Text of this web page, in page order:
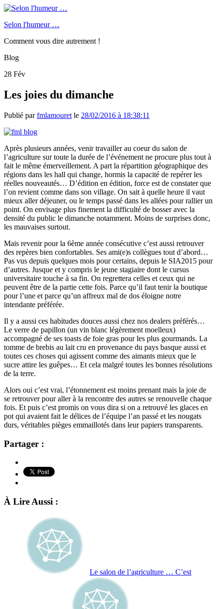
Selon l'humeur …
Comment vous dire autrement !
Blog
28 Fév
Les joies du dimanche
Publié parfmlamouret le 28/02/2016 à 18:38:11
Après plusieurs années, venir travailler au coeur du salon de
l’agriculture sur toute la durée de l’événement ne procure plus tout à
fait le même émerveillement. A part la répartition géographique des
régions dans les hall qui change, hormis la capacité de repérer les
réelles nouveautés… D’édition en édition, force est de constater que
l’on revient comme dans son village. On sait à quelle heure il vaut
mieux aller déjeuner, ou le temps passé dans les allées pour rallier un
point. On envisage plus finement la difficulté de bosser avec la
densité du public le dimanche notamment. Moins de surprises donc,
les mauvaises surtout.
Mais revenir pour la 6ème année consécutive c’est aussi retrouver
des repères bien confortables. Ses ami(e)s collègues tout d’abord…
Pas vus depuis quelques mois pour certains, depuis le SIA2015 pour
d’autres. Jusque et y compris le jeune stagiaire dont le cursus
universitaire touche à sa fin. On regrettera celles et ceux qui ne
peuvent être de la partie cette fois. Parce qu’il faut tenir la boutique
pour l’une et parce qu’un affreux mal de dos éloigne notre
intendante préférée.
Il y a aussi ces habitudes douces aussi chez nos dealers préférés…
Le verre de papillon (un vin blanc légèrement moelleux)
accompagné de ses toasts de foie gras pour les plus gourmands. La
tomme de brebis au lait cru en provenance du pays basque aussi et
toutes ces choses qui agissent comme des aimants mieux que le
sucre attire les guêpes… Et cela malgré toutes les bonnes résolutions
de la terre.
Alors oui c’est vrai, l’étonnement est moins prenant mais la joie de
se retrouver pour aller à la rencontre des autres se renouvelle chaque
fois. Et puis c’est promis on vous dira si on a retrouvé les glaces en
pot qui avaient fait le délices de l’équipe l’an passé et les nougats
durs, véritables pièges emmaillotés dans leur papiers transparents.
Partager :
À Lire Aussi :
Le salon de l’agriculture … C’est